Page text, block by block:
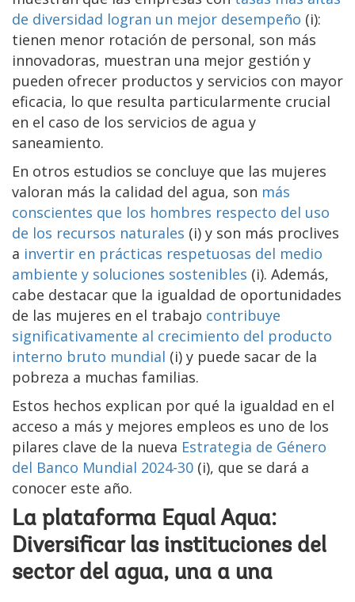
de diversidad logran un mejor desempeño (i):
tienen menor rotación de personal, son más
innovadoras, muestran una mejor gestión y
pueden ofrecer productos y servicios con mayor
eficacia, lo que resulta particularmente crucial
en el caso de los servicios de agua y
saneamiento.
En otros estudios se concluye que las mujeres
valoran más la calidad del agua, son más
conscientes que los hombres respecto del uso
de los recursos naturales (i) y son más proclives
a invertir en prácticas respetuosas del medio
ambiente y soluciones sostenibles (i). Además,
cabe destacar que la igualdad de oportunidades
de las mujeres en el trabajo contribuye
significativamente al crecimiento del producto
interno bruto mundial (i) y puede sacar de la
pobreza a muchas familias.
Estos hechos explican por qué la igualdad en el
acceso a más y mejores empleos es uno de los
pilares clave de la nueva Estrategia de Género
del Banco Mundial 2024-30 (i), que se dará a
conocer este año.
La plataforma Equal Aqua:
Diversificar las instituciones del
sector del agua, una a una